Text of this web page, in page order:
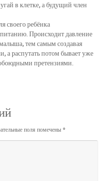
в клетке, а будущий член
своего ребёнка
Происходит давление
тем самым создавая
а распутать потом бывает уже
претензиями.
поля помечены*